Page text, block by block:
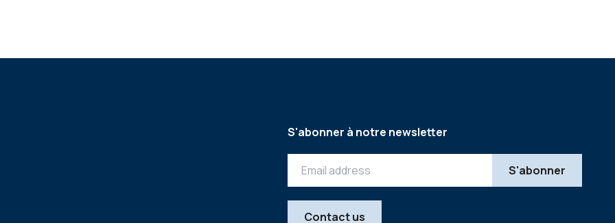
S'abonner à notre newsletter
Contact us